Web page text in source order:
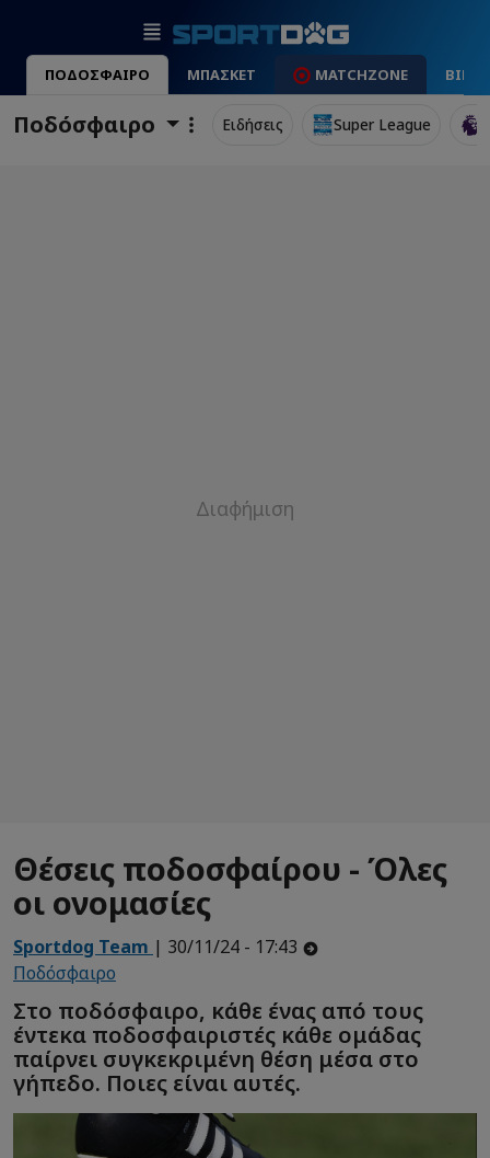
ΠΟΔΟΣΦΑΙΡΟ ΜΠΑΣΚΕΤ MATCHZONE
Ποδόσφαιρο Ειδήσεις Super League
Θέσεις ποδοσφαίρου - Όλες
οι ονομασίες
Sportdog Team | 30/11/24 - 17:43
Ποδόσφαιρο
Στο ποδόσφαιρο, κάθε ένας από τους
έντεκα ποδοσφαιριστές κάθε ομάδας
παίρνει συγκεκριμένη θέση μέσα στο
γήπεδο. Ποιες είναι αυτές.